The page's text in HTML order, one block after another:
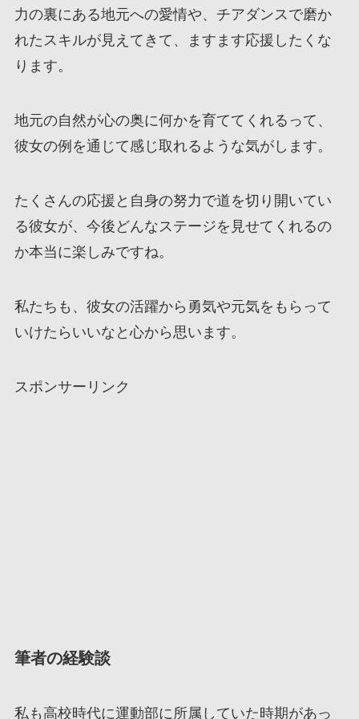
力の裏にある地元への愛情や、チアダンスで磨か
れたスキルが見えてきて、ますます応援したくな
ります。
地元の自然が心の奥に何かを育ててくれるって、
彼女の例を通じて感じ取れるような気がします。
たくさんの応援と自身の努力で道を切り開いてい
る彼女が、今後どんなステージを見せてくれるの
か本当に楽しみですね。
私たちも、彼女の活躍から勇気や元気をもらって
いけたらいいなと心から思います。
スポンサーリンク
筆者の経験談
私も高校時代に運動部に所属していた時期があっ